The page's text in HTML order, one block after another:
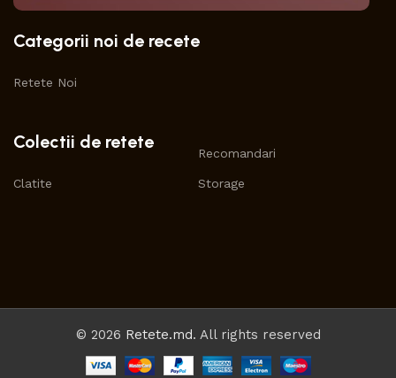
Categorii noi de recete
Retete Noi
Colectii de retete
Clatite
Recomandari
Storage
© 2026 Retete.md. All rights reserved